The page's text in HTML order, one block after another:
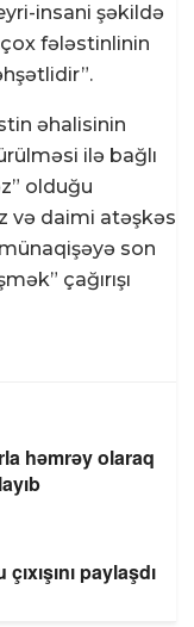
insani şəkildə
fələstinlinin
əhalisinin
ilə bağlı
olduğu
və daimi atəşkəs
son
çağırışı
həmrəy olaraq
paylaşdı